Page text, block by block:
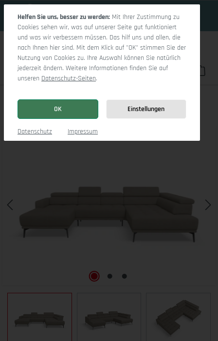
Du hast 0
Marco LO Aho gr Small R (mit Funktionen)
Bildergalerie überspringen
Helfen Sie uns, besser zu werden: Mit Ihrer Zustimmung zu
Cookies sehen wir, was auf unserer Seite gut funktioniert
und was wir verbessern müssen. Das hilf uns und allen, die
nach Ihnen hier sind. Mit dem Klick auf "OK" stimmen Sie der
Nutzung von Cookies zu. Ihre Auswahl können Sie natürlich
jederzeit ändern. Weitere Informationen finden Sie auf
unseren Datenschutz-Seiten.
OK Einstellungen
Datenschutz Impressum